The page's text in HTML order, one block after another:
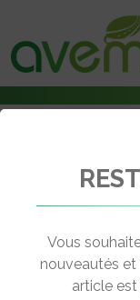
L’Europe en ligne
← Revenir aux
Vous
nouveautés
article